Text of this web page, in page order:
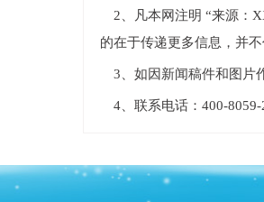
2、凡本网注明 “来源：
的在于传递更多信息，并
3、如因新闻稿件和图片
4、联系电话：400-